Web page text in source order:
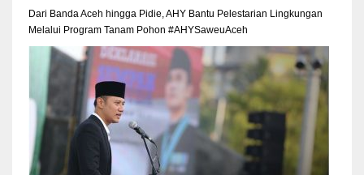
Dari Banda Aceh hingga Pidie, AHY Bantu Pelestarian Lingkungan
Melalui Program Tanam Pohon #AHYSaweuAceh